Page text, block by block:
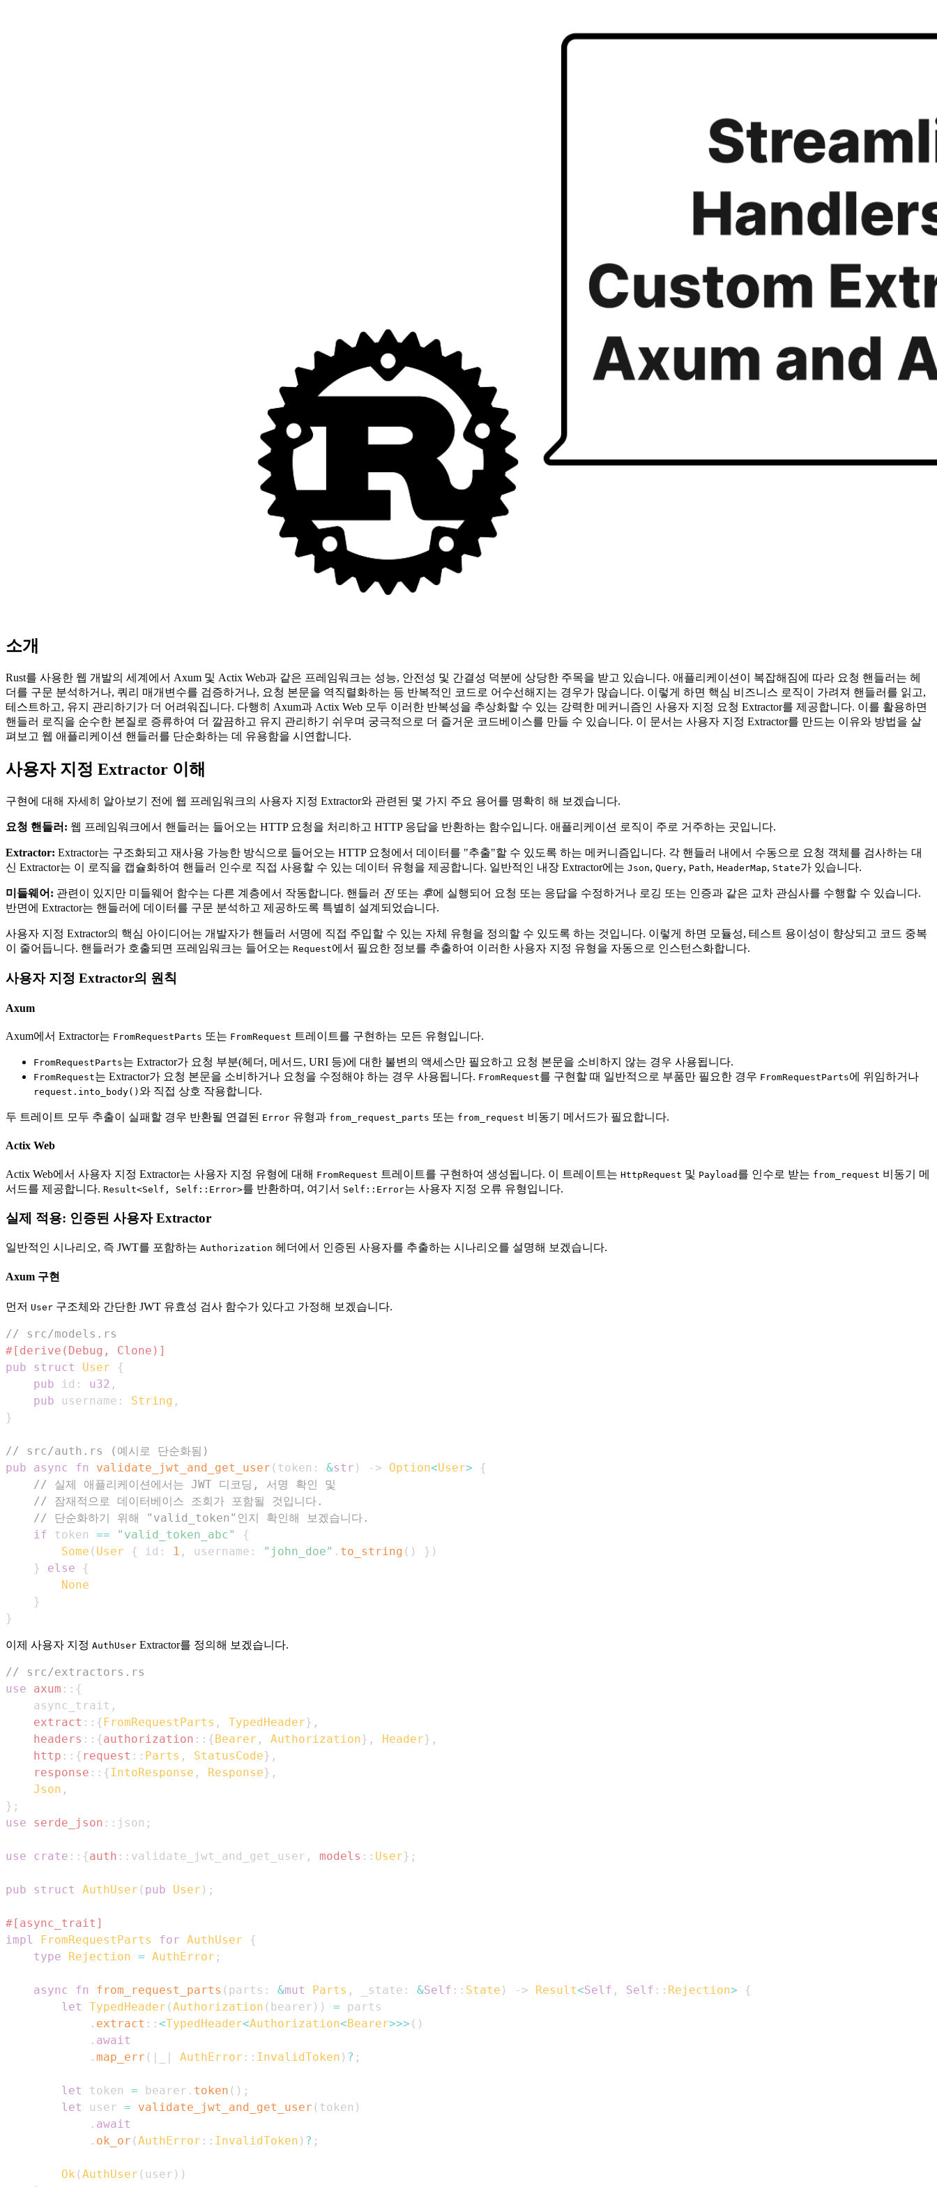
소개
Rust를 사용한 웹 개발의 세계에서 Axum 및 Actix Web과 같은 프레임워크는 성능, 안전성 및 간결성 덕분에 상당한 주목을 받고 있습니다. 애플리케이션이 복잡해짐에 따라 요청 핸들러는 헤
더를 구문 분석하거나, 쿼리 매개변수를 검증하거나, 요청 본문을 역직렬화하는 등 반복적인 코드로 어수선해지는 경우가 많습니다. 이렇게 하면 핵심 비즈니스 로직이 가려져 핸들러를 읽고,
테스트하고, 유지 관리하기가 더 어려워집니다. 다행히 Axum과 Actix Web 모두 이러한 반복성을 추상화할 수 있는 강력한 메커니즘인 사용자 지정 요청 Extractor를 제공합니다. 이를 활용하면
핸들러 로직을 순수한 본질로 증류하여 더 깔끔하고 유지 관리하기 쉬우며 궁극적으로 더 즐거운 코드베이스를 만들 수 있습니다. 이 문서는 사용자 지정 Extractor를 만드는 이유와 방법을 살
펴보고 웹 애플리케이션 핸들러를 단순화하는 데 유용함을 시연합니다.
사용자 지정 Extractor 이해
구현에 대해 자세히 알아보기 전에 웹 프레임워크의 사용자 지정 Extractor와 관련된 몇 가지 주요 용어를 명확히 해 보겠습니다.
요청 핸들러: 웹 프레임워크에서 핸들러는 들어오는 HTTP 요청을 처리하고 HTTP 응답을 반환하는 함수입니다. 애플리케이션 로직이 주로 거주하는 곳입니다.
Extractor: Extractor는 구조화되고 재사용 가능한 방식으로 들어오는 HTTP 요청에서 데이터를 "추출"할 수 있도록 하는 메커니즘입니다. 각 핸들러 내에서 수동으로 요청 객체를 검사하는 대
신 Extractor는 이 로직을 캡슐화하여 핸들러 인수로 직접 사용할 수 있는 데이터 유형을 제공합니다. 일반적인 내장 Extractor에는 Json, Query, Path, HeaderMap, State가 있습니다.
미들웨어: 관련이 있지만 미들웨어 함수는 다른 계층에서 작동합니다. 핸들러 전또는 후에 실행되어 요청 또는 응답을 수정하거나 로깅 또는 인증과 같은 교차 관심사를 수행할 수 있습니다.
반면에 Extractor는 핸들러에 데이터를 구문 분석하고 제공하도록 특별히 설계되었습니다.
사용자 지정 Extractor의 핵심 아이디어는 개발자가 핸들러 서명에 직접 주입할 수 있는 자체 유형을 정의할 수 있도록 하는 것입니다. 이렇게 하면 모듈성, 테스트 용이성이 향상되고 코드 중복
이 줄어듭니다. 핸들러가 호출되면 프레임워크는 들어오는 Request에서 필요한 정보를 추출하여 이러한 사용자 지정 유형을 자동으로 인스턴스화합니다.
사용자 지정 Extractor의 원칙
Axum
Axum에서 Extractor는 FromRequestParts 또는 FromRequest 트레이트를 구현하는 모든 유형입니다.
FromRequestParts는 Extractor가 요청 부분(헤더, 메서드, URI 등)에 대한 불변의 액세스만 필요하고 요청 본문을 소비하지 않는 경우 사용됩니다.
FromRequest는 Extractor가 요청 본문을 소비하거나 요청을 수정해야 하는 경우 사용됩니다. FromRequest를 구현할 때 일반적으로 부품만 필요한 경우 FromRequestParts에 위임하거나
request.into_body() 와 직접 상호 작용합니다.
두 트레이트 모두 추출이 실패할 경우 반환될 연결된 Error 유형과 from_request_parts 또는 from_request 비동기 메서드가 필요합니다.
Actix Web
Actix Web에서 사용자 지정 Extractor는 사용자 지정 유형에 대해 FromRequest 트레이트를 구현하여 생성됩니다. 이 트레이트는 HttpRequest 및 Payload 를 인수로 받는 from_request 비동기 메
서드를 제공합니다. Result<Self, Self::Error>를 반환하며, 여기서 Self::Error는 사용자 지정 오류 유형입니다.
실제 적용: 인증된 사용자 Extractor
일반적인 시나리오, 즉 JWT를 포함하는 Authorization 헤더에서 인증된 사용자를 추출하는 시나리오를 설명해 보겠습니다.
Axum 구현
먼저 User 구조체와 간단한 JWT 유효성 검사 함수가 있다고 가정해 보겠습니다.
// src/models.rs
#[derive(Debug, Clone)]
pub
struct User
{
pub id : u32 ,
pub username : String ,
}
// src/auth.rs (예시로 단순화됨)
pub
async fn validate_jwt_and_get_user ( token : &str ) -> Option<User>
{
// 실제 애플리케이션에서는 JWT 디코딩, 서명 확인 및
// 잠재적으로 데이터베이스 조회가 포함될 것입니다.
// 단순화하기 위해 "valid_token"인지 확인해 보겠습니다.
if token == "valid_token_abc"
{
Some ( User { id : 1 , username : "john_doe" . to_string ( ) } )
}
else
{
None
}
}
이제 사용자 지정 AuthUser Extractor를 정의해 보겠습니다.
// src/extractors.rs
use
axum :: {
    async_trait
,
extract :: {FromRequestParts , TypedHeader} ,
headers :: {authorization :: {Bearer , Authorization} , Header} ,
http :: { request :: Parts , StatusCode} ,
response :: {IntoResponse , Response} ,
Json ,
} ;
use
serde_json :: json ;
use crate :: {auth :: validate_jwt_and_get_user , models :: User} ;
pub struct AuthUser ( pub User ) ;
#[async_trait]
impl
FromRequestParts for AuthUser
{
type
Rejection = AuthError ;
async fn from_request_parts ( parts : &mut Parts , _state : &Self :: State ) -> Result<Self , Self :: Rejection>
{
let
TypedHeader (Authorization ( bearer ) ) =
. extract :: <TypedHeader<Authorization<Bearer>>> ( )
. await
. map_err ( | | AuthError :: InvalidToken ) ? ;
let token = bearer . token ( ) ;
let
user = validate_jwt_and_get_user ( token )
. await
. ok_or (AuthError :: InvalidToken ) ? ;
Ok (AuthUser ( user ) )